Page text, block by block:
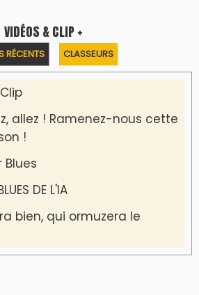
VIDÉOS & CLIP +
RÉCENTS CLASSEURS
دِيمَا المَغرِب Clip
allez ! Ramenez-nous cette
!
Blues
DE L'IA
bien, qui ormuzera le